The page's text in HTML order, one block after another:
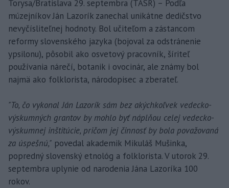
Torysa/Bratislava 29. septembra (TASR) – Podľa
múzejníkov Ján Lazorík zanechal unikátne dedičstvo
nevyčísliteľnej hodnoty. Bol učiteľom a zástancom
reformy slovenského jazyka (bojoval za odstránenie
ypsilonu), pôsobil ako osvetový pracovník, šíriteľ
používania nárečí, botanik i ovocinár, ale známy bol
najmä ako folklorista, národopisec a zberateľ.
"To, čo vykonal Ján Lazorík sám bez akýchkoľvek vedecko-
výskumných grantov by mohlo byť náplňou celej vedecko-
výskumnej inštitúcie, pričom jej činnosť by bola považovaná
za úspešnú," povedal akademik Mikuláš Mušinka,
popredný slovenský etnológ a folklorista. V utorok 29.
septembra uplynie od narodenia Jána Lazoríka 100
rokov.